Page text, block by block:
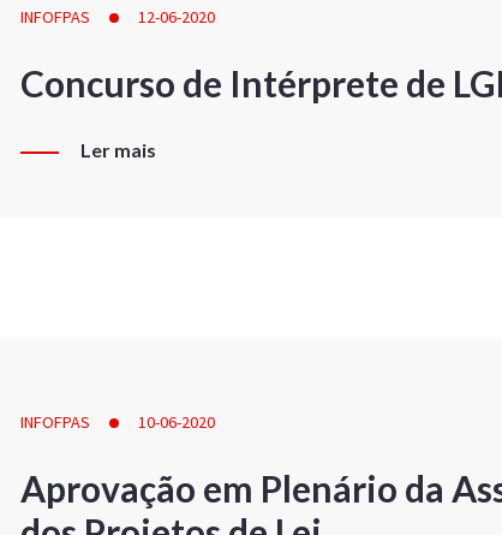
INFOFPAS 12-06-2020
Concurso de Intérprete de
Ler mais
INFOFPAS 10-06-2020
Aprovação em Plenário da